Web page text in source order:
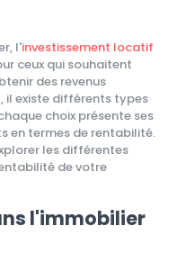
l'investissement locatif
ceux qui souhaitent
des revenus
il existe différents types
choix présente ses
en termes de rentabilité.
les différentes
de votre
l'immobilier